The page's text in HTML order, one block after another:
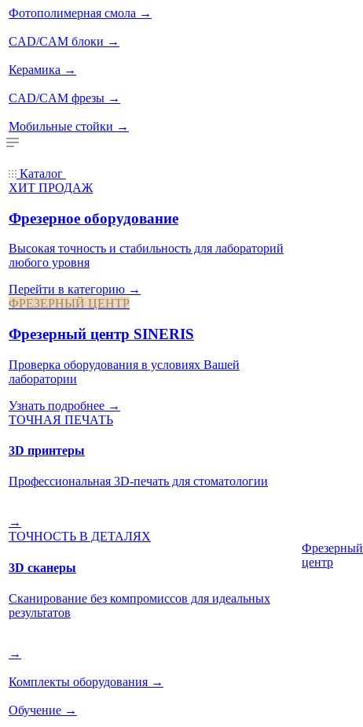
Фотополимерная смола →
CAD/CAM блоки →
Керамика →
CAD/CAM фрезы →
Мобильные стойки →
Каталог
ХИТ ПРОДАЖ
Фрезерное оборудование
Высокая точность и стабильность для лабораторий
любого уровня
Перейти в категорию →
ФРЕЗЕРНЫЙ ЦЕНТР
Фрезерный центр SINERIS
Проверка оборудования в условиях Вашей
лаборатории
Узнать подробнее →
ТОЧНАЯ ПЕЧАТЬ
3D принтеры
Профессиональная 3D-печать для стоматологии
→
ТОЧНОСТЬ В ДЕТАЛЯХ
3D сканеры
Сканирование без компромиссов для идеальных
результатов
→
Комплекты оборудования →
Обучение →
Фрезерный
центр